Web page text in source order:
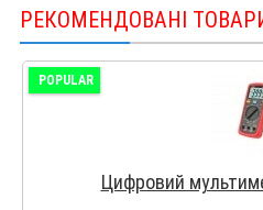
РЕКОМЕНДОВАНІ
POPULAR
Цифровий